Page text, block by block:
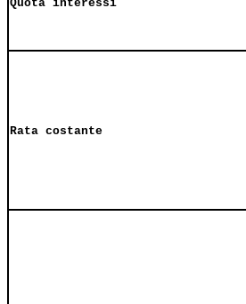
Quota interessi
Rata costante